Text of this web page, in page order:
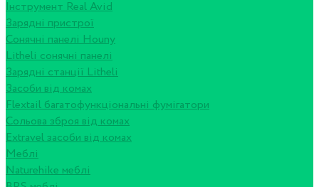
Інструмент Real Avid
Зарядні пристрої
Сонячні панелі Houny
Litheli сонячні панелі
Зарядні станції Litheli
Засоби від комах
Flextail багатофункціональні фумігатори
Сольова зброя від комах
Extravel засоби від комах
Меблі
Naturehike меблі